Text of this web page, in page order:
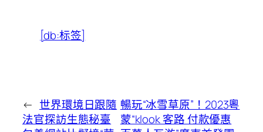
[db:标签]
← 世界環境日跟隨
法官探訪生態秘臺
暢玩“冰雪草原”！2023粵
蒙“klook 客路 付款優惠